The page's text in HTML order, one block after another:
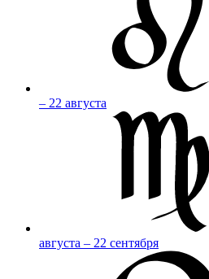
– 22 августа
августа – 22 сентября